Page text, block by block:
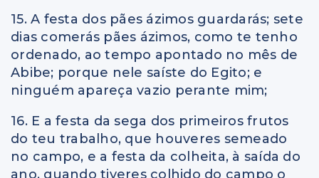
15. A festa dos pães ázimos guardarás; sete
dias comerás pães ázimos, como te tenho
ordenado, ao tempo apontado no mês de
Abibe; porque nele saíste do Egito; e
ninguém apareça vazio perante mim;
16. E a festa da sega dos primeiros frutos
do teu trabalho, que houveres semeado
no campo, e a festa da colheita, à saída do
ano, quando tiveres colhido do campo o